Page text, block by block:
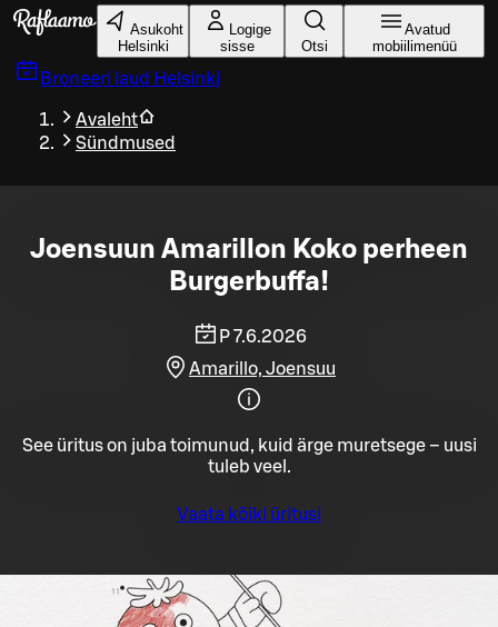
Liigu peamise sisu juurde
Asukoht
Helsinki
Logige
sisse
Otsi
Avatud
mobiilimenüü
Broneeri laud Helsinki
Avaleht
Sündmused
Joensuun Amarillon Koko perheen
Burgerbuffa!
P 7.6.2026
Amarillo, Joensuu
See üritus on juba toimunud, kuid ärge muretsege – uusi
tuleb veel.
Vaata kõiki üritusi